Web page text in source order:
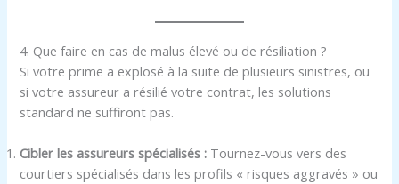
4. Que faire en cas de malus élevé ou de résiliation ?
Si votre prime a explosé à la suite de plusieurs sinistres, ou
si votre assureur a résilié votre contrat, les solutions
standard ne suffiront pas.
Cibler les assureurs spécialisés : Tournez-vous vers des
courtiers spécialisés dans les profils « risques aggravés » ou